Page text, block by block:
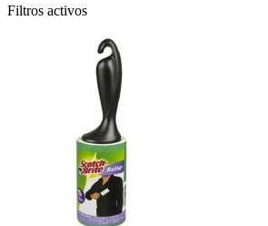
Filtros activos